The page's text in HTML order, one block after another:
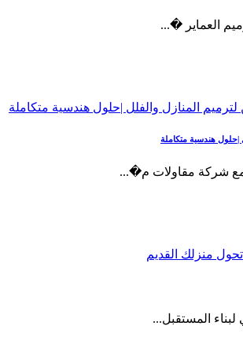
العماير �...
|حلول هندسية متكاملة
مع شركة مقاولات م�...
المستقبل...